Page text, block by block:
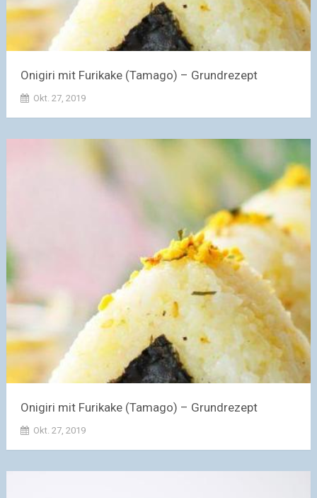
Onigiri mit Furikake (Tamago) – Grundrezept
Okt. 27, 2019
Onigiri mit Furikake (Tamago) – Grundrezept
Okt. 27, 2019